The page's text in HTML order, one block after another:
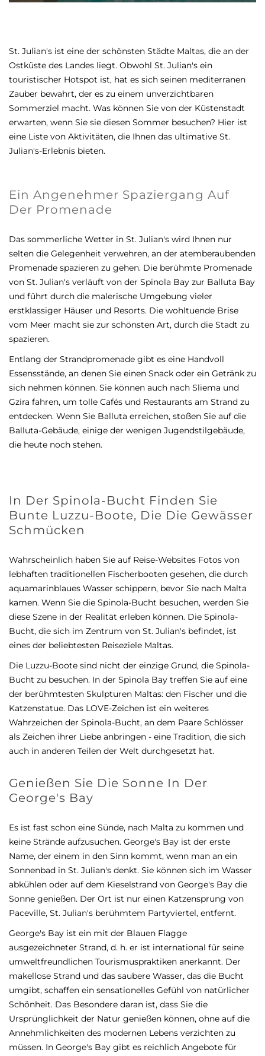
St. Julian's ist eine der schönsten Städte Maltas, die an der
Ostküste des Landes liegt. Obwohl St. Julian's ein
touristischer Hotspot ist, hat es sich seinen mediterranen
Zauber bewahrt, der es zu einem unverzichtbaren
Sommerziel macht. Was können Sie von der Küstenstadt
erwarten, wenn Sie sie diesen Sommer besuchen? Hier ist
eine Liste von Aktivitäten, die Ihnen das ultimative St.
Julian's-Erlebnis bieten.
Ein Angenehmer Spaziergang Auf
Der Promenade
Das sommerliche Wetter in St. Julian's wird Ihnen nur
selten die Gelegenheit verwehren, an der atemberaubenden
Promenade spazieren zu gehen. Die berühmte Promenade
von St. Julian's verläuft von der Spinola Bay zur Balluta Bay
und führt durch die malerische Umgebung vieler
erstklassiger Häuser und Resorts. Die wohltuende Brise
vom Meer macht sie zur schönsten Art, durch die Stadt zu
spazieren.
Entlang der Strandpromenade gibt es eine Handvoll
Essensstände, an denen Sie einen Snack oder ein Getränk zu
sich nehmen können. Sie können auch nach Sliema und
Gzira fahren, um tolle Cafés und Restaurants am Strand zu
entdecken. Wenn Sie Balluta erreichen, stoßen Sie auf die
Balluta-Gebäude, einige der wenigen Jugendstilgebäude,
die heute noch stehen.
In Der Spinola-Bucht Finden Sie
Bunte Luzzu-Boote, Die Die Gewässer
Schmücken
Wahrscheinlich haben Sie auf Reise-Websites Fotos von
lebhaften traditionellen Fischerbooten gesehen, die durch
aquamarinblaues Wasser schippern, bevor Sie nach Malta
kamen. Wenn Sie die Spinola-Bucht besuchen, werden Sie
diese Szene in der Realität erleben können. Die Spinola-
Bucht, die sich im Zentrum von St. Julian's befindet, ist
eines der beliebtesten Reiseziele Maltas.
Die Luzzu-Boote sind nicht der einzige Grund, die Spinola-
Bucht zu besuchen. In der Spinola Bay treffen Sie auf eine
der berühmtesten Skulpturen Maltas: den Fischer und die
Katzenstatue. Das LOVE-Zeichen ist ein weiteres
Wahrzeichen der Spinola-Bucht, an dem Paare Schlösser
als Zeichen ihrer Liebe anbringen - eine Tradition, die sich
auch in anderen Teilen der Welt durchgesetzt hat.
Genießen Sie Die Sonne In Der
George's Bay
Es ist fast schon eine Sünde, nach Malta zu kommen und
keine Strände aufzusuchen. George's Bay ist der erste
Name, der einem in den Sinn kommt, wenn man an ein
Sonnenbad in St. Julian's denkt. Sie können sich im Wasser
abkühlen oder auf dem Kieselstrand von George's Bay die
Sonne genießen. Der Ort ist nur einen Katzensprung von
Paceville, St. Julian's berühmtem Partyviertel, entfernt.
George's Bay ist ein mit der Blauen Flagge
ausgezeichneter Strand, d. h. er ist international für seine
umweltfreundlichen Tourismuspraktiken anerkannt. Der
makellose Strand und das saubere Wasser, das die Bucht
umgibt, schaffen ein sensationelles Gefühl von natürlicher
Schönheit. Das Besondere daran ist, dass Sie die
Ursprünglichkeit der Natur genießen können, ohne auf die
Annehmlichkeiten des modernen Lebens verzichten zu
müssen. In George's Bay gibt es reichlich Angebote für